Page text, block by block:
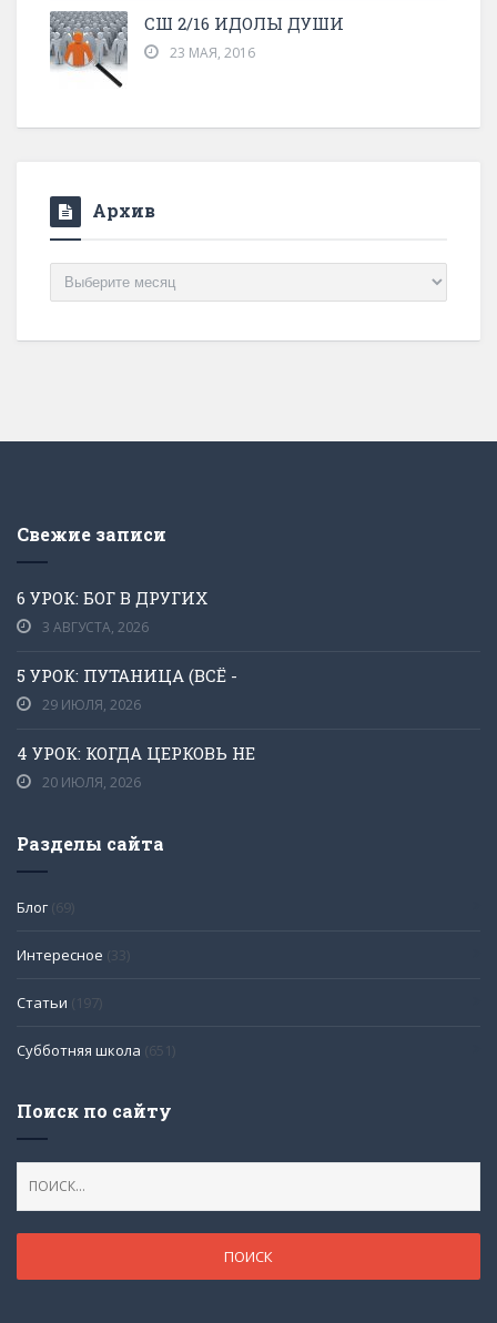
СШ 2/16 ИДОЛЫ ДУШИ
23 МАЯ, 2016
Архив
Архив
Свежие записи
6 УРОК: БОГ В ДРУГИХ
3 АВГУСТА, 2026
5 УРОК: ПУТАНИЦА (ВСЁ -
29 ИЮЛЯ, 2026
4 УРОК: КОГДА ЦЕРКОВЬ НЕ
20 ИЮЛЯ, 2026
Разделы сайта
Блог (69)
Интересное (33)
Статьи (197)
Субботняя школа (651)
Поиск по сайту